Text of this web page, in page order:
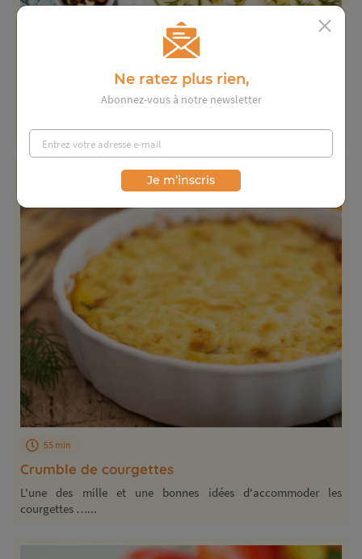
Carpaccio de courgettes
Un plat simple et vitaminé grâce aux courgettes crues !...
Crumble de courgettes
55 min
L'une des mille et une bonnes idées d'accommoder les
courgettes …...
Ne ratez plus rien,
Abonnez-vous à notre newsletter
Je m’inscris